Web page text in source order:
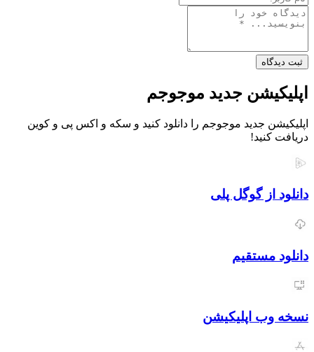
ثبت دیدگاه
اپلیکیشن جدید موجوجم
اپلیکیشن جدید موجوجم را دانلود کنید و سکه و اکس پی و کوین
دریافت کنید!
دانلود از گوگل پلی
دانلود مستقیم
نسخه وب اپلیکیشن